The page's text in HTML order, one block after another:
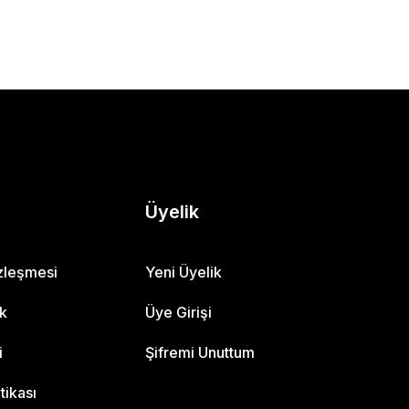
Üyelik
Yeni Üyelik
Üye Girişi
Şifremi Unuttum